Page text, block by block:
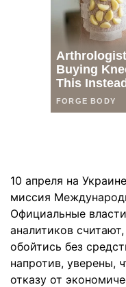
10 апреля на
миссия
Официальные
аналитиков
обойтись без
напротив, уверены,
отказу от